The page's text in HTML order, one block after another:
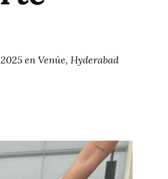
en Venúe, Hyderabad